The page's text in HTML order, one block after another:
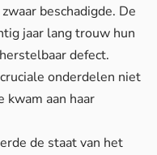
beschadigde. De
jaar lang trouw hun
defect.
onderdelen niet
kwam aan haar
de staat van het